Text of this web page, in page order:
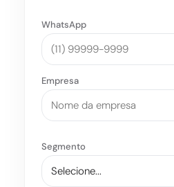
WhatsApp
Empresa
Segmento